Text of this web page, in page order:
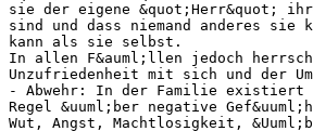
sie der eigene &quot;Herr&quot;
sind und dass niemand anderes sie
kann als sie selbst.
In allen F&auml;llen jedoch
Unzufriedenheit mit sich und der
- Abwehr: In der Familie existiert
Regel &uuml;ber negative
Wut, Angst, Machtlosigkeit,